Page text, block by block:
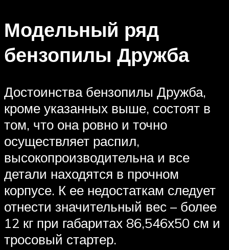
Модельный ряд
бензопилы Дружба
Достоинства бензопилы Дружба,
кроме указанных выше, состоят в
том, что она ровно и точно
осуществляет распил,
высокопроизводительна и все
детали находятся в прочном
корпусе. К ее недостаткам следует
отнести значительный вес – более
12 кг при габаритах 86,546х50 см и
тросовый стартер.